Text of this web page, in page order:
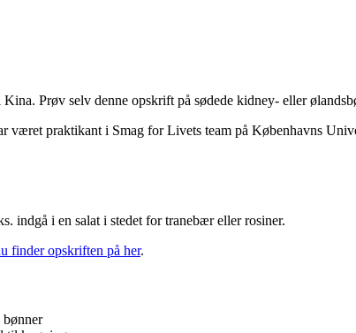
Prøv selv denne opskrift på sødede kidney- eller
været praktikant i Smag for Livets team på Københavns
indgå i en salat i stedet for tranebær eller rosiner.
finder opskriften på her.